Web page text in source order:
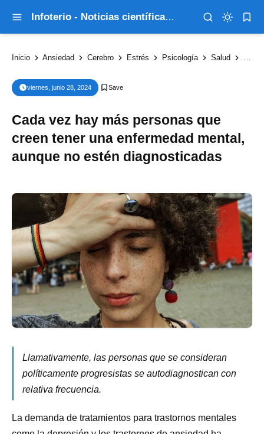
Infoterio - Noticias científicas que explican el mundo
Inicio Ansiedad Cerebro Estrés Psicología Salud Cada
viernes, junio 28, 2024
Cada vez hay más personas que
creen tener una enfermedad mental,
aunque no estén diagnosticadas
Llamativamente, las personas que se consideran
políticamente progresistas se autodiagnostican con
relativa frecuencia.
La demanda de tratamientos para trastornos mentales